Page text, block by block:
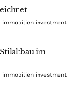
immobilien investment
im
immobilien investment